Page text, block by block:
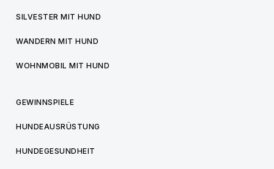
SILVESTER MIT HUND
WANDERN MIT HUND
WOHNMOBIL MIT HUND
GEWINNSPIELE
HUNDEAUSRÜSTUNG
HUNDEGESUNDHEIT